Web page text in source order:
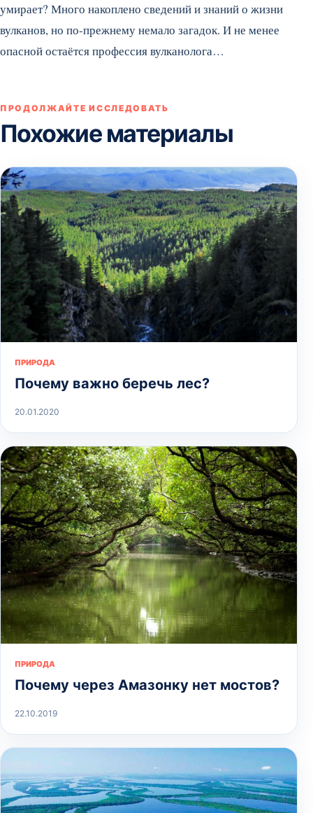
умирает? Много накоплено сведений и знаний о жизни
вулканов, но по-прежнему немало загадок. И не менее
опасной остаётся профессия вулканолога…
ПРОДОЛЖАЙТЕ ИССЛЕДОВАТЬ
Похожие материалы
ПРИРОДА
Почему важно беречь лес?
20.01.2020
ПРИРОДА
Почему через Амазонку нет мостов?
22.10.2019